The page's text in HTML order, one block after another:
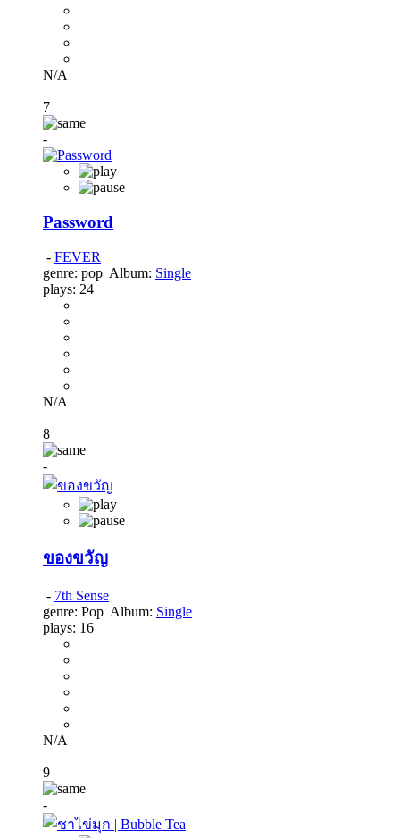
N/A
7
-
Password
- FEVER
genre: pop Album: Single
plays: 24
N/A
8
-
ของขวัญ
- 7th Sense
genre: Pop Album: Single
plays: 16
N/A
9
-